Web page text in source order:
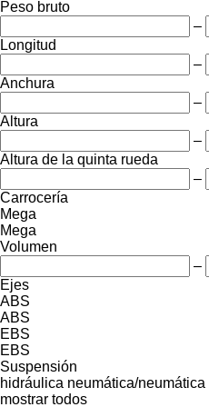
Peso bruto
–
Longitud
–
Anchura
–
Altura
–
Altura de la quinta rueda
–
Carrocería
Mega
Mega
Volumen
–
Ejes
ABS
ABS
EBS
EBS
Suspensión
hidráulica neumática/neumática
mostrar todos